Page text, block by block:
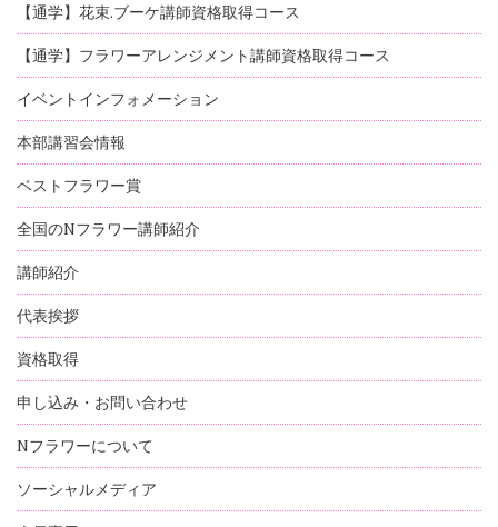
【通学】花束.ブーケ講師資格取得コース
【通学】フラワーアレンジメント講師資格取得コース
イベントインフォメーション
本部講習会情報
ベストフラワー賞
全国のNフラワー講師紹介
講師紹介
代表挨拶
資格取得
申し込み・お問い合わせ
Nフラワーについて
ソーシャルメディア